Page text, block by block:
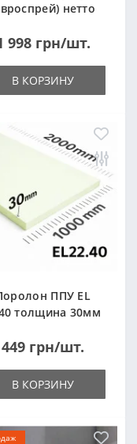
нетто
998 грн/шт.
В КОРЗИНУ
ППУ EL
толщина 30мм
(1000x2000мм)
449 грн/шт.
В КОРЗИНУ